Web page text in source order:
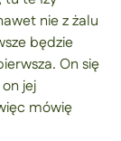
nie z żalu
będzie
On się
jej
mówię